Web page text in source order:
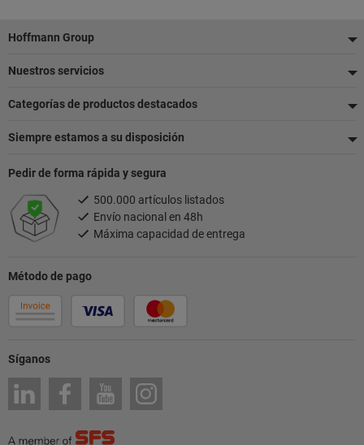
Pie
de
página
Hoffmann Group
Nuestros servicios
Categorías de productos destacados
Siempre estamos a su disposición
Síganos
Método de pago
Pedir de forma rápida y segura
500.000 artículos listados
Envío nacional en 48h
Máxima capacidad de entrega